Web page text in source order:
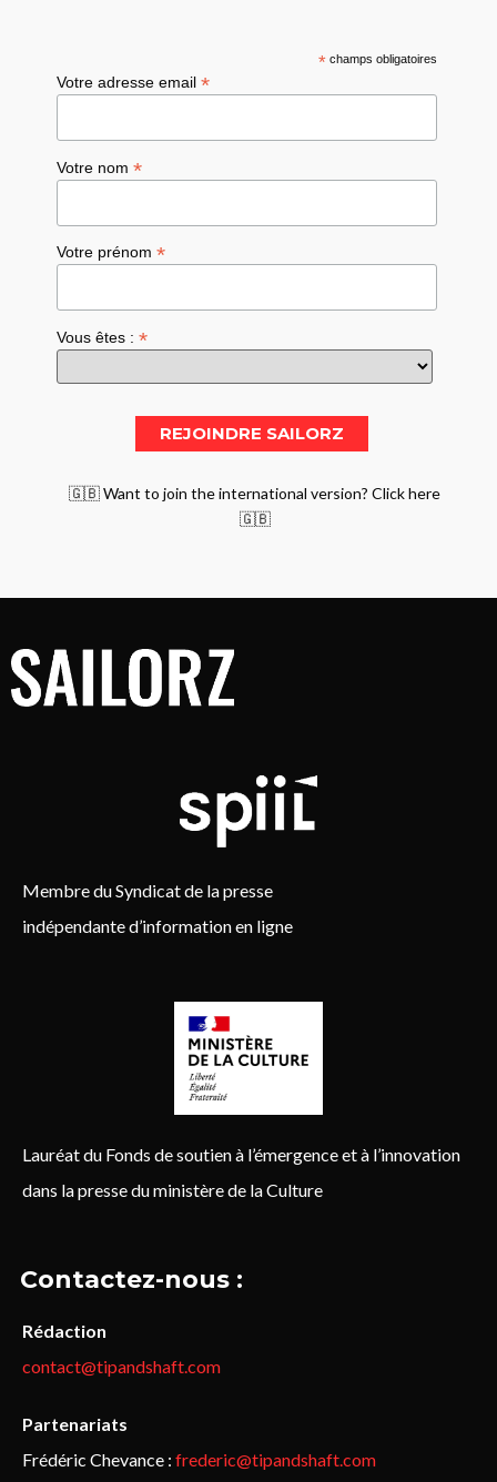
*champs obligatoires
Votre adresse email*
Votre nom*
Votre prénom*
Vous êtes :*
🇬🇧 Want to join the international version? Click here
🇬🇧
Membre du Syndicat de la presse
indépendante d’information en ligne
Lauréat du Fonds de soutien à l’émergence et à l’innovation
dans la presse du ministère de la Culture
Contactez-nous :
Rédaction
contact@tipandshaft.com
Partenariats
Frédéric Chevance : frederic@tipandshaft.com